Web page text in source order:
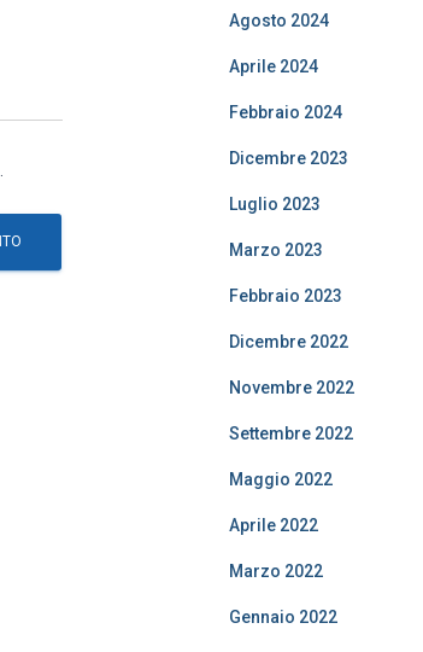
Agosto 2024
Aprile 2024
Febbraio 2024
Dicembre 2023
Luglio 2023
Marzo 2023
Febbraio 2023
Dicembre 2022
Novembre 2022
Settembre 2022
Maggio 2022
Aprile 2022
Marzo 2022
Gennaio 2022